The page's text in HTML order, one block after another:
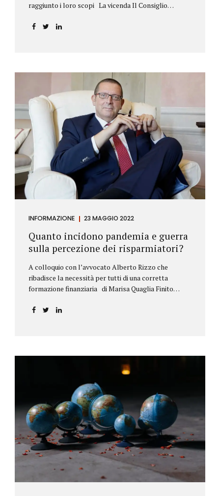
raggiunto i loro scopi La vicenda Il Consiglio
alla sospensione di una propria iscritta, a causa del
76/2021. La psicologa ricorreva in via d’urgenza al
Tribunale di Firenze per chiedere la sospensione di
tale provvedimento, gravemente pregiudizievole per
la propria persona, in quanto impeditivo dello
svolgimento della libera professione. Per il Giudice
fiorentino, Dott.ssa Susanna Zanda, il
provvedimento assunto dal Consiglio lede...
INFORMAZIONE 23 MAGGIO 2022
Quanto incidono pandemia e guerra
sulla percezione dei risparmiatori?
A colloquio con l’avvocato Alberto Rizzo che
ribadisce la necessità per tutti di una corretta
formazione finanziaria di Marisa Quaglia Finito
periodo grigio della pandemia da Covid, possiamo
bancario e postale, direttore generale
dell’Accademia di educazione finanziaria presieduta
da Beppe Ghisolfi. Avvocato Rizzo, si sono
registrati cambiamenti sulla percezione della
sicurezza dei propri risparmi? Parto da una
considerazione scientifica. John Ioannidis, noto
professore di medicina, di epidemiologia e...